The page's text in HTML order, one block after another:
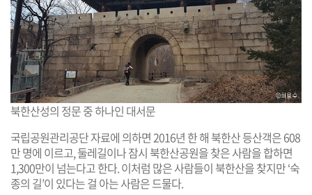
북한산성의 정문 중 하나인 대서문
국립공원관리공단 자료에 의하면 2016년 한 해 북한산 등산객은 608
만 명에 이르고, 둘레길이나 잠시 북한산공원을 찾은 사람을 합하면
1,300만이 넘는다고 한다. 이처럼 많은 사람들이 북한산을 찾지만 ‘숙
종의 길’이 있다는 걸 아는 사람은 드물다.